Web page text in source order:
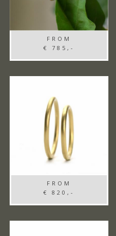
FROM
€ 785,-
FROM
€ 820,-